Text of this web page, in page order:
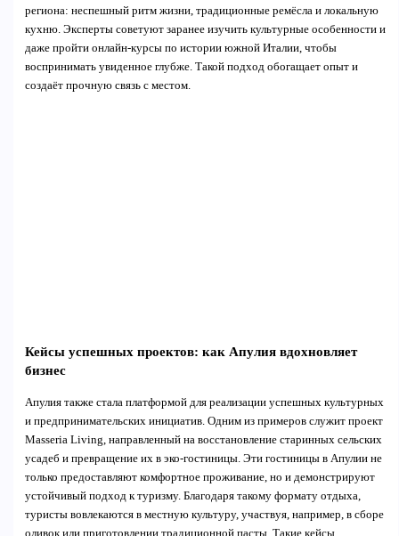
региона: неспешный ритм жизни, традиционные ремёсла и локальную
кухню. Эксперты советуют заранее изучить культурные особенности и
даже пройти онлайн-курсы по истории южной Италии, чтобы
воспринимать увиденное глубже. Такой подход обогащает опыт и
создаёт прочную связь с местом.
Кейсы успешных проектов: как Апулия вдохновляет
бизнес
Апулия также стала платформой для реализации успешных культурных
и предпринимательских инициатив. Одним из примеров служит проект
Masseria Living, направленный на восстановление старинных сельских
усадеб и превращение их в эко-гостиницы. Эти гостиницы в Апулии не
только предоставляют комфортное проживание, но и демонстрируют
устойчивый подход к туризму. Благодаря такому формату отдыха,
туристы вовлекаются в местную культуру, участвуя, например, в сборе
оливок или приготовлении традиционной пасты. Такие кейсы